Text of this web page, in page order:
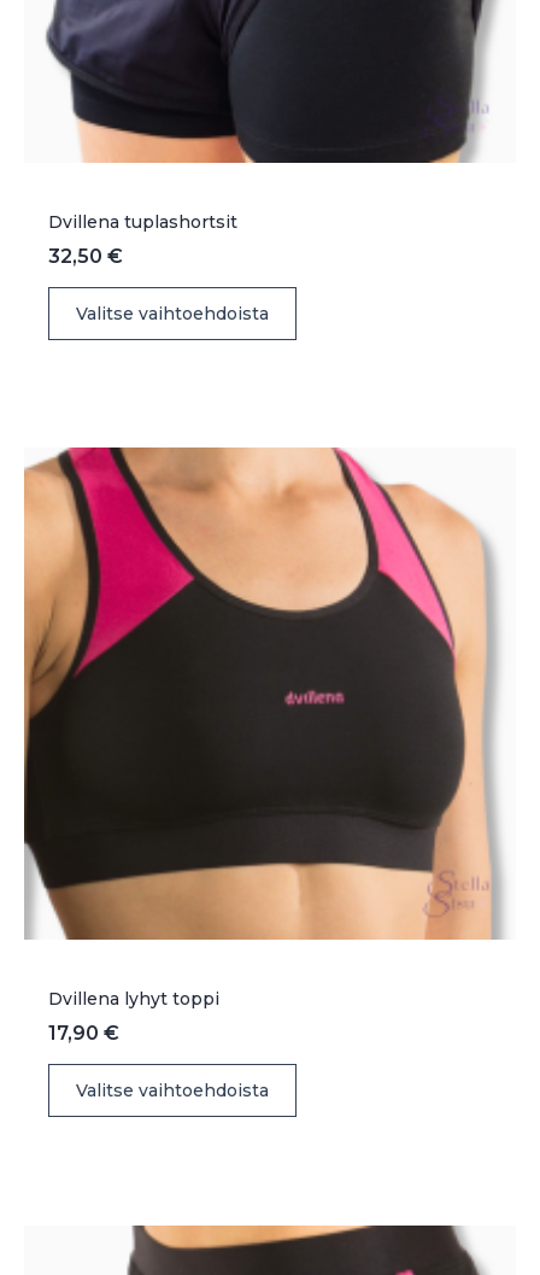
Dvillena tuplashortsit
32,50 €
Valitse vaihtoehdoista
Tällä
Voit
tehdä
valinnat
tuotteen
sivulla.
Dvillena lyhyt toppi
17,90 €
Valitse vaihtoehdoista
Tällä
Voit